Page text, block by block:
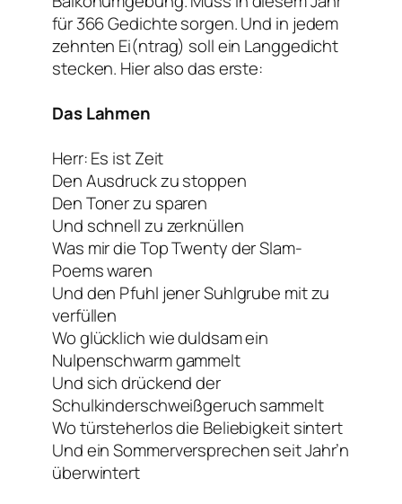
für 366 Gedichte sorgen. Und in jedem
zehnten Ei(ntrag) soll ein Langgedicht
stecken. Hier also das erste:
Das Lahmen
Herr: Es ist Zeit
Den Ausdruck zu stoppen
Den Toner zu sparen
Und schnell zu zerknüllen
Was mir die Top Twenty der Slam-
Poems waren
Und den Pfuhl jener Suhlgrube mit zu
verfüllen
Wo glücklich wie duldsam ein
Nulpenschwarm gammelt
Und sich drückend der
Schulkinderschweißgeruch sammelt
Wo türsteherlos die Beliebigkeit sintert
Und ein Sommerversprechen seit Jahr’n
überwintert